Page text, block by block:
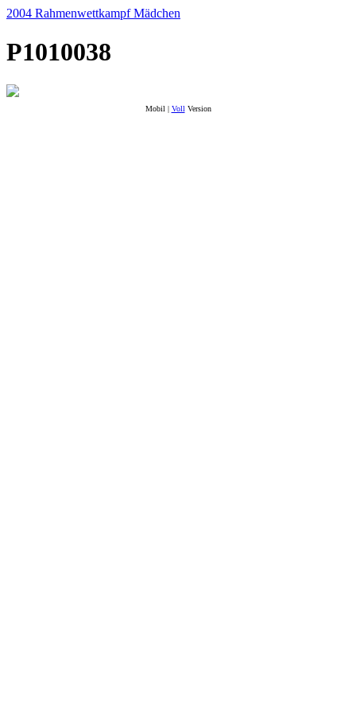
2004 Rahmenwettkampf Mädchen
P1010038
Mobil | Voll Version